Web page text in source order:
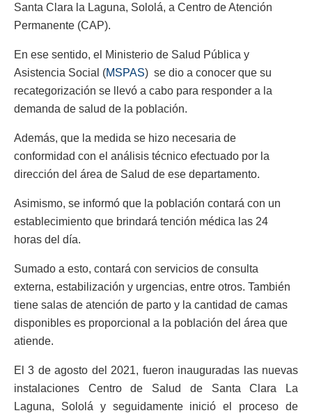
Santa Clara la Laguna, Sololá, a Centro de Atención
Permanente (CAP).
En ese sentido, el Ministerio de Salud Pública y
Asistencia Social (MSPAS) se dio a conocer que su
recategorización se llevó a cabo para responder a la
demanda de salud de la población.
Además, que la medida se hizo necesaria de
conformidad con el análisis técnico efectuado por la
dirección del área de Salud de ese departamento.
Asimismo, se informó que la población contará con un
establecimiento que brindará tención médica las 24
horas del día.
Sumado a esto, contará con servicios de consulta
externa, estabilización y urgencias, entre otros. También
tiene salas de atención de parto y la cantidad de camas
disponibles es proporcional a la población del área que
atiende.
El 3 de agosto del 2021, fueron inauguradas las nuevas
instalaciones Centro de Salud de Santa Clara La
Laguna, Sololá y seguidamente inició el proceso de